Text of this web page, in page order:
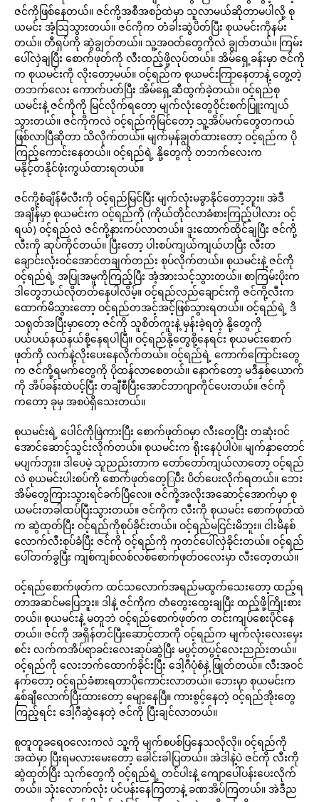
ဇင်ကိုဖြစ်နေတယ်။ ဇင်ကို့အစီအစဉ်ထဲမှာ သူလာမယ်ဆိုတာမပါလို့ စု
ယမင်း အံ့သြသွားတယ်။ ဇင်ကိုက တံခါးဆွဲပိတ်ပြီး စုယမင်းကိုနမ်း
တယ်။ တီရှပ်ကို ဆွဲချွတ်တယ်။ သူ့အဝတ်တွေကိုလဲ ချွတ်တယ်။ ကြမ်း
ပေါ်လှဲချပြီး စောက်ဖုတ်ကို လီးထည့်ဖို့လုပ်တယ်။ အိမ်ရှေ့ခန်းမှာ ဇင်ကို
က စုယမင်းကို လိုးတော့မယ်။ ဝင့်ရည်က စုယမင်းကြာနေတာနဲ့ တွေ့တဲ့
တဘက်လေး ကောက်ပတ်ပြီး အိမ်ရှေ့ဆီထွက်ခဲ့တယ်။ ဝင့်ရည်စု
ယမင်းနဲ့ ဇင်ကိုကို မြင်လိုက်ရတော့ မျက်လုံးတွေဝိုင်းစက်ပြူးကျယ်
သွားတယ်။ ဇင်ကိုကလဲ ဝင့်ရည်ကိုမြင်တော့ သူ့အိပ်မက်တွေတကယ်
ဖြစ်လာပြီဆိုတာ သိလိုက်တယ်။ မျက်မှန်ချွတ်ထားတော့ ဝင့်ရည်က ပို
ကြည့်ကောင်းနေတယ်။ ဝင့်ရည်ရဲ့ နို့တွေကို တဘက်လေးက
မနိုင့်တနိုင်ဖုံးကွယ်ထားရတယ်။
ဇင်ကို့စံချိန်မီလီးကို ဝင့်ရည်မြင်ပြီး မျက်လုံးမခွာနိုင်တော့ဘူး။ အဲဒီ
အချိန်မှာ စုယမင်းက ဝင့်ရည်ကို (ကိုယ်တိုင်လာခံစားကြည့်ပါလား ဝင့်
ရယ်) ဝင့်ရည်လဲ ဇင်ကို့နားကပ်လာတယ်။ ဒူးထောက်ထိုင်ချပြီး ဇင်ကို့
လီးကို ဆုပ်ကိုင်တယ်။ ပြီးတော့ ပါးစပ်ကျယ်ကျယ်ဟပြီး လီးတ
ချောင်းလုံးဝင်အောင်တချက်တည်း စုပ်လိုက်တယ်။ စုယမင်းနဲ့ ဇင်ကို
ဝင့်ရည်ရဲ့ အပြုအမူကိုကြည့်ပြီး အံ့အားသင့်သွားတယ်။ စာကြမ်းပိုးက
ဒါတွေဘယ်လိုတတ်နေပါလိမ့်။ ဝင့်ရည်လည်ချောင်းကို ဇင်ကို့လီးက
ထောက်မိသွားတော့ ဝင့်ရည်တအင့်အင့်ဖြစ်သွားရတယ်။ ဝင့်ရည်ရဲ့ ဒိ
သရုတ်အပြီးမှာတော့ ဇင်ကို သူစိတ်ကူးနဲ့ မှန်းခဲ့ရတဲ့ နို့တွေကို
ပယ်ပယ်နယ်နယ်စို့နေရပါပြီ။ ဝင့်ရည်နို့တွေစို့နေရင်း စုယမင်းစောက်
ဖုတ်ကို လက်နဲ့လိုးပေးနေလိုက်တယ်။ ဝင့်ရည်ရဲ့ ကောက်ကြောင်းတွေ
က ဇင်ကို့ရမက်တွေကို ပိုထန်လာစေတယ်။ နောက်တော့ မဒီနှစ်ယောက်
ကို အိပ်ခန်းထဲပင့်ပြီး တချီစီပြီးအောင်ဘာဂျာကိုင်ပေးတယ်။ ဇင်ကို
ကတော့ ခုမှ အစပဲရှိသေးတယ်။
စုယမင်းရဲ့ ပေါင်ကိုဖြဲကားပြီး စောက်ဖုတ်ဝမှာ လီးတေ့ပြီး တဆုံးဝင်
အောင်ဆောင့်သွင်းလိုက်တယ်။ စုယမင်းက ရိုးနေပုံပါပဲ။ မျက်နှာတောင်
မပျက်ဘူး။ ဒါပေမဲ့ သူညည်းတာက တော်တော်ကျယ်လာတော့ ဝင့်ရည်
လဲ စုယမင်းပါးစပ်ကို စောက်ဖုတ်တေ့ြပ်ီး ပိတ်ပေးလိုက်ရတယ်။ ဘေး
အိမ်တွေကြားသွားရင်ခက်ပြီလေ။ ဇင်ကို့အလိုးအဆောင့်အောက်မှာ စု
ယမင်းတခါထပ်ပြီးသွားတယ်။ ဇင်ကိုက လီးကို စုယမင်း စောက်ဖုတ်ထဲ
က ဆွဲထုတ်ပြီး ဝင့်ရည်ကိုစုပ်ခိုင်းတယ်။ ဝင့်ရည်မငြင်းမိဘူး။ ငါးမိနစ်
လောက်လီးစုပ်ခံပြီး ဇင်ကို ဝင့်ရည်ကို ကုတင်ပေါ်လှဲခိုင်းတယ်။ ဝင့်ရည်
ပေါ်တက်ခွပြီး ကျစ်ကျစ်လစ်လစ်စောက်ဖုတ်ဝလေးမှာ လီးတေ့တယ်။
ဝင့်ရည်စောက်ဖုတ်က ထင်သလောက်အရည်မထွက်သေးတော့ ထည့်ရ
တာအဆင်မပြေဘူး။ ဒါနဲ့ ဇင်ကိုက တံတွေးထွေးချပြီး ထည့်ဖို့ကြိုးစား
တယ်။ စုယမင်းနဲ့ မတူဘဲ ဝင့်ရည်စောက်ဖုတ်က တင်းကျပ်စေးပိုင်နေ
တယ်။ ဇင်ကို အရှိန်တင်ပြီးဆောင့်တာကို ဝင့်ရည်က မျက်လုံးလေးမှေး
စင်း လက်ကအိပ်ရာခင်းလေးဆုပ်ဆွဲပြီး မပွင့်တပွင့်လေးညည်းတယ်။
ဝင့်ရည်ကို လေးဘက်ထောက်ခိုင်းပြီး ဒေါ့ဂီပုံစံနဲ့ ဖြုတ်တယ်။ လီးအဝင်
နက်တော့ ဝင့်ရည်ခံစားရတာပိုကောင်းလာတယ်။ ဘေးမှာ စုယမင်းက
နှစ်ချီလောက်ပြီးထားတော့ မျော့နေပြီ။ ကားစွင့်နေတဲ့ ဝင့်ရည်အိုးတွေ
ကြည့်ရင်း ဒေါ့ဂီဆွဲနေတဲ့ ဇင်ကို ပြီးချင်လာတယ်။
စူတူတူခရေဝလေးကလဲ သူ့ကို မျက်စပစ်ပြနေသလိုလို။ ဝင့်ရည်ကို
အထဲမှာ ပြီးရမလားမေးတော့ ခေါင်းခါပြတယ်။ အဲဒါနဲ့ပဲ ဇင်ကို လီးကို
ဆွဲထုတ်ပြီး သုက်တွေကို ဝင့်ရည်ရဲ့ တင်ပါးနဲ့ ကျောပေါ်ပန်းပေးလိုက်
တယ်။ သုံးလောက်လုံး ပင်ပန်းနေကြတာနဲ့ ခဏအိပ်ကြတယ်။ အဲဒီည